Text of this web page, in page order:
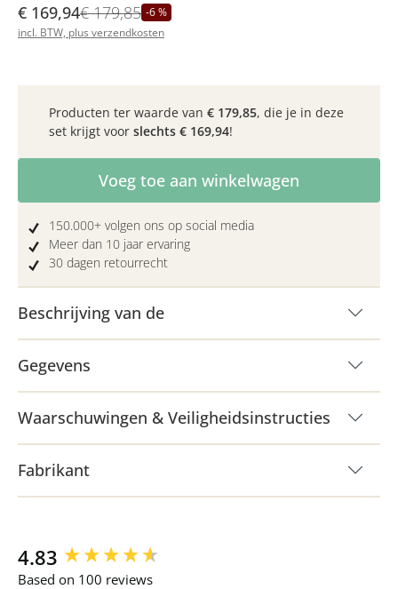
€ 169,94€ 179,85 -6 %
incl. BTW, plus verzendkosten
Producten ter waarde van € 179,85, die je in deze
set krijgt voor slechts € 169,94!
Producthoeveelheid: Voer de gewenste
Voeg toe aan winkelwagen
150.000+ volgen ons op social media
Meer dan 10 jaar ervaring
30 dagen retourrecht
Beschrijving van de
Gegevens
Waarschuwingen & Veiligheidsinstructies
Fabrikant
4.83
Based on 100 reviews
New content loaded